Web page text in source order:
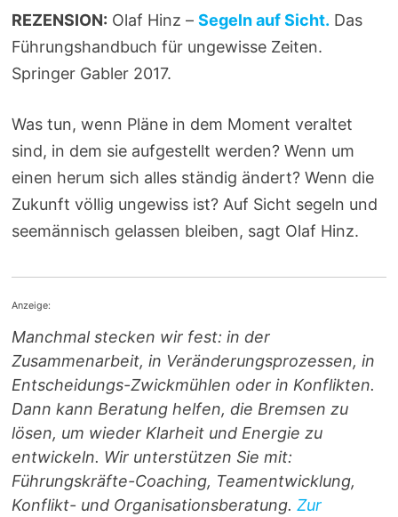
REZENSION: Olaf Hinz –Segeln auf Sicht. Das
Führungshandbuch für ungewisse Zeiten.
Springer Gabler 2017.
Was tun, wenn Pläne in dem Moment veraltet
sind, in dem sie aufgestellt werden? Wenn um
einen herum sich alles ständig ändert? Wenn die
Zukunft völlig ungewiss ist? Auf Sicht segeln und
seemännisch gelassen bleiben, sagt Olaf Hinz.
Anzeige:
Manchmal stecken wir fest: in der
Zusammenarbeit, in Veränderungsprozessen, in
Entscheidungs-Zwickmühlen oder in Konflikten.
Dann kann Beratung helfen, die Bremsen zu
lösen, um wieder Klarheit und Energie zu
entwickeln. Wir unterstützen Sie mit:
Führungskräfte-Coaching, Teamentwicklung,
Konflikt- und Organisationsberatung.Zur